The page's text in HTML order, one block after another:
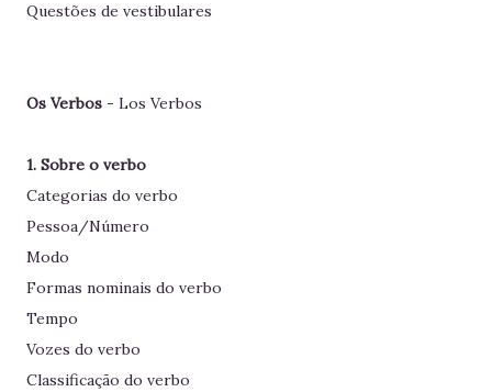
Questões de vestibulares
Os Verbos - Los Verbos
1. Sobre o verbo
Categorias do verbo
Pessoa/Número
Modo
Formas nominais do verbo
Tempo
Vozes do verbo
Classificação do verbo